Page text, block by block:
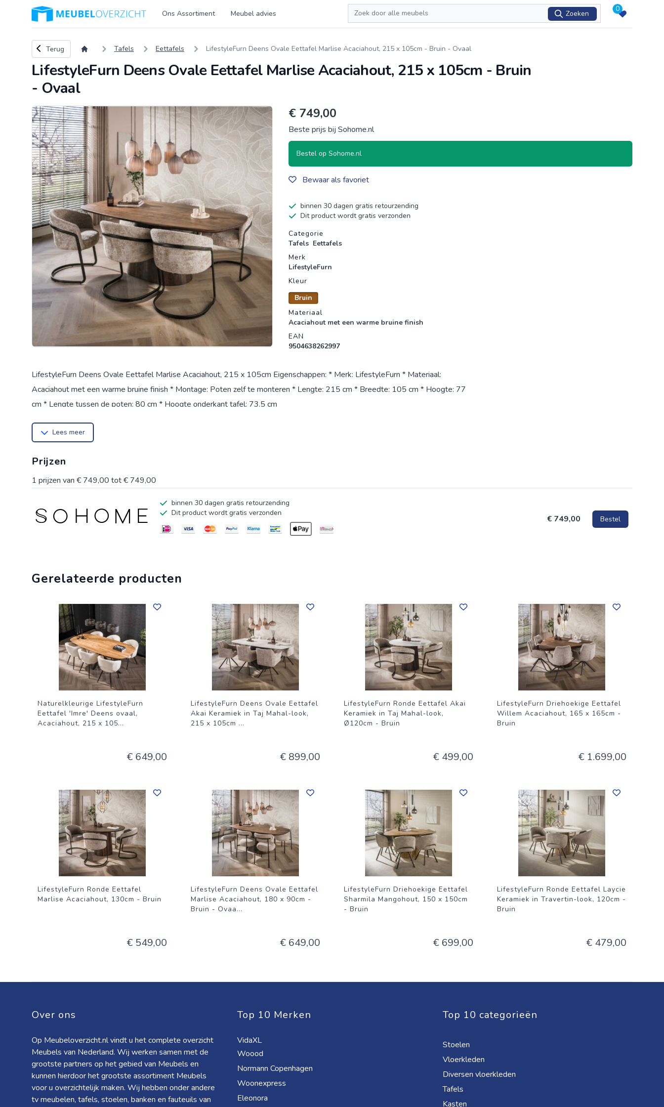
Logo Meubeloverzicht.nl Ons Assortiment Meubel advies
Zoeken
Zoeken
0
Terug naar overzicht
Terug Tafels Eettafels LifestyleFurn Deens Ovale Eettafel Marlise Acaciahout, 215 x 105cm - Bruin - Ovaal
LifestyleFurn Deens Ovale Eettafel Marlise Acaciahout, 215 x 105cm - Bruin
- Ovaal
€ 749,00
Beste prijs bij Sohome.nl
Bestel op Sohome.nl
Bewaar als favoriet
binnen 30 dagen gratis retourzending
Dit product wordt gratis verzonden
Productgegevens
Categorie
Tafels Eettafels
Merk
LifestyleFurn
Kleur
Bruin
Materiaal
Acaciahout met een warme bruine finish
EAN
9504638262997
LifestyleFurn Deens Ovale Eettafel Marlise Acaciahout, 215 x 105cm Eigenschappen: * Merk: LifestyleFurn * Materiaal:
Acaciahout met een warme bruine finish * Montage: Poten zelf te monteren * Lengte: 215 cm * Breedte: 105 cm * Hoogte: 77
cm * Lengte tussen de poten: 80 cm * Hoogte onderkant tafel: 73.5 cm
Lees meer
Prijzen
1 prijzen van € 749,00 tot€ 749,00
binnen 30 dagen gratis retourzending
Dit product wordt gratis verzonden
€ 749,00 Bestel
Gerelateerde producten
Naturelkleurige LifestyleFurn
Eettafel 'Imre' Deens ovaal,
Acaciahout, 215 x 105...
€ 649,00
LifestyleFurn Deens Ovale Eettafel
Akai Keramiek in Taj Mahal-look,
215 x 105cm ...
€ 899,00
LifestyleFurn Ronde Eettafel Akai
Keramiek in Taj Mahal-look,
Ø120cm - Bruin
€ 499,00
LifestyleFurn Driehoekige Eettafel
Willem Acaciahout, 165 x 165cm -
Bruin
€ 1.699,00
LifestyleFurn Ronde Eettafel
Marlise Acaciahout, 130cm - Bruin
€ 549,00
LifestyleFurn Deens Ovale Eettafel
Marlise Acaciahout, 180 x 90cm -
Bruin - Ovaa...
€ 649,00
LifestyleFurn Driehoekige Eettafel
Sharmila Mangohout, 150 x 150cm
- Bruin
€ 699,00
LifestyleFurn Ronde Eettafel Laycie
Keramiek in Travertin-look, 120cm -
Bruin
€ 479,00
Over ons
Op Meubeloverzicht.nl vindt u het complete overzicht
Meubels van Nederland. Wij werken samen met de
grootste partners op het gebied van Meubels en
kunnen hierdoor het grootste assortiment Meubels
voor u overzichtelijk maken. Wij hebben onder andere
tv meubelen, tafels, stoelen, banken en fauteuils van
Top 10 Merken
VidaXL
Woood
Normann Copenhagen
Woonexpress
Eleonora
Top 10 categorieën
Stoelen
Vloerkleden
Diversen vloerkleden
Tafels
Kasten